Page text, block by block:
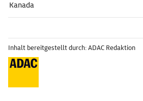
Kanada
Inhalt bereitgestellt durch: ADAC Redaktion